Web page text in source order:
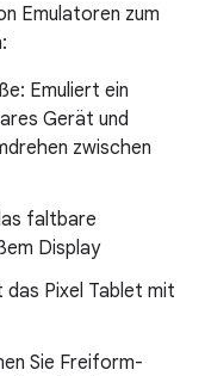
Emulatoren zum
Emuliert ein
Gerät und
zwischen
faltbare
Display
Pixel Tablet mit
Sie Freiform-